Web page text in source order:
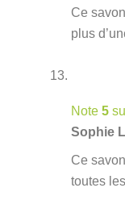
Ce
plus
Note 5
Sophie
Ce
toutes